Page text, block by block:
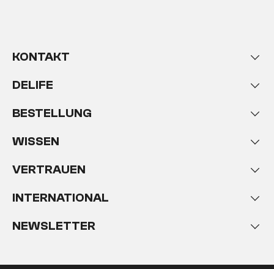
KONTAKT
DELIFE
BESTELLUNG
WISSEN
VERTRAUEN
INTERNATIONAL
NEWSLETTER